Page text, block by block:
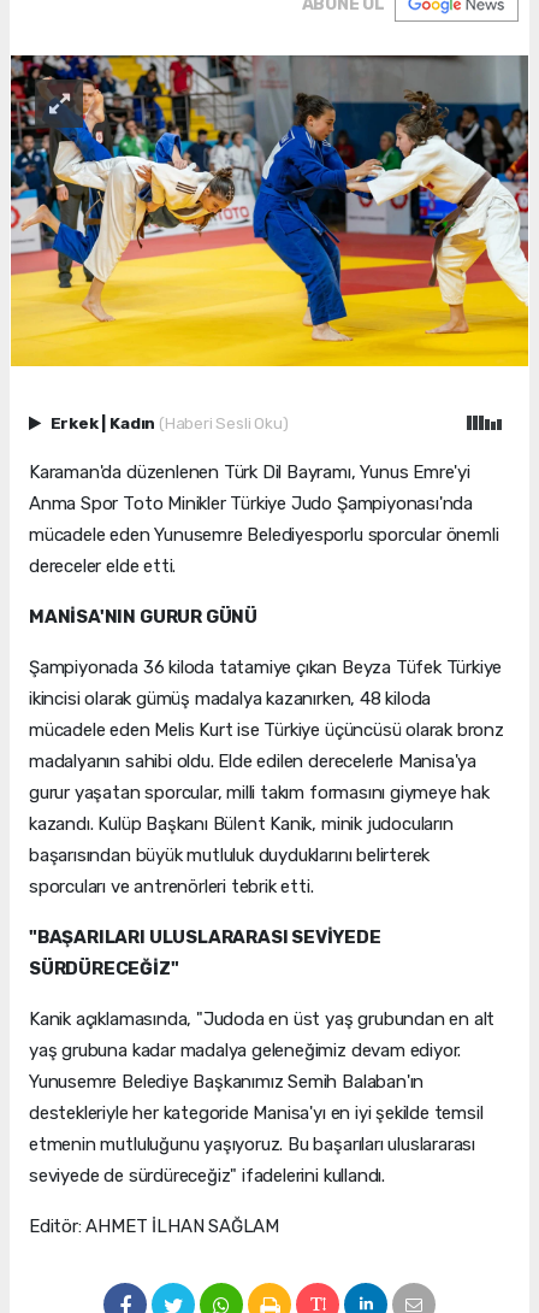
ABONE OL
Erkek Kadın (Haberi Sesli Oku)
Karaman'da düzenlenen Türk Dil Bayramı, Yunus Emre'yi
Anma Spor Toto Minikler Türkiye Judo Şampiyonası'nda
mücadele eden Yunusemre Belediyesporlu sporcular önemli
dereceler elde etti.
MANİSA'NIN GURUR GÜNÜ
Şampiyonada 36 kiloda tatamiye çıkan Beyza Tüfek Türkiye
ikincisi olarak gümüş madalya kazanırken, 48 kiloda
mücadele eden Melis Kurt ise Türkiye üçüncüsü olarak bronz
madalyanın sahibi oldu. Elde edilen derecelerle Manisa'ya
gurur yaşatan sporcular, milli takım formasını giymeye hak
kazandı. Kulüp Başkanı Bülent Kanik, minik judocuların
başarısından büyük mutluluk duyduklarını belirterek
sporcuları ve antrenörleri tebrik etti.
"BAŞARILARI ULUSLARARASI SEVİYEDE
SÜRDÜRECEĞİZ"
Kanik açıklamasında, "Judoda en üst yaş grubundan en alt
yaş grubuna kadar madalya geleneğimiz devam ediyor.
Yunusemre Belediye Başkanımız Semih Balaban'ın
destekleriyle her kategoride Manisa'yı en iyi şekilde temsil
etmenin mutluluğunu yaşıyoruz. Bu başarıları uluslararası
seviyede de sürdüreceğiz" ifadelerini kullandı.
Editör: AHMET İLHAN SAĞLAM